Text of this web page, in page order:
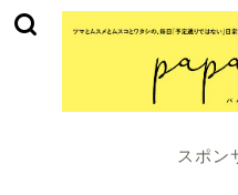
スポン